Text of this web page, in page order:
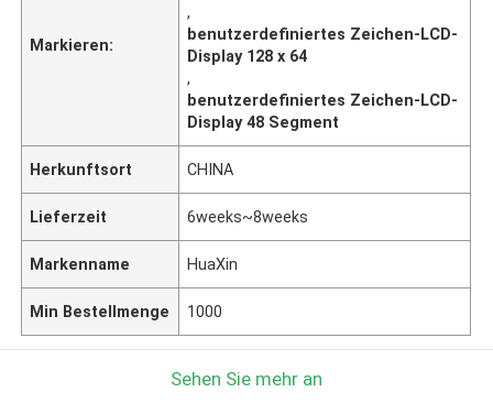
Markieren:
,
benutzerdefiniertes Zeichen-LCD-
Display 128 x 64
,
benutzerdefiniertes Zeichen-LCD-
Display 48 Segment
Herkunftsort CHINA
Lieferzeit 6weeks~8weeks
Markenname HuaXin
Min Bestellmenge 1000
Sehen Sie mehr an